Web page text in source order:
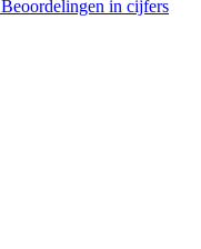
Beoordelingen in cijfers